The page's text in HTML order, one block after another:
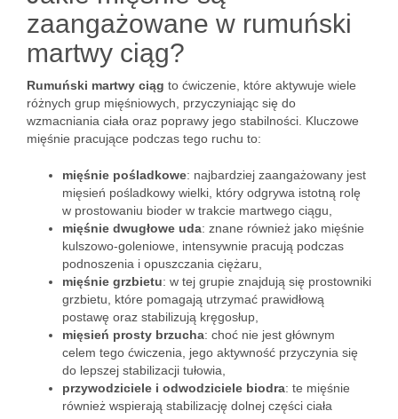
zaangażowane w rumuński
martwy ciąg?
Rumuński martwy ciąg to ćwiczenie, które aktywuje wiele
różnych grup mięśniowych, przyczyniając się do
wzmacniania ciała oraz poprawy jego stabilności. Kluczowe
mięśnie pracujące podczas tego ruchu to:
mięśnie pośladkowe: najbardziej zaangażowany jest
mięsień pośladkowy wielki, który odgrywa istotną rolę
w prostowaniu bioder w trakcie martwego ciągu,
mięśnie dwugłowe uda: znane również jako mięśnie
kulszowo-goleniowe, intensywnie pracują podczas
podnoszenia i opuszczania ciężaru,
mięśnie grzbietu: w tej grupie znajdują się prostowniki
grzbietu, które pomagają utrzymać prawidłową
postawę oraz stabilizują kręgosłup,
mięsień prosty brzucha: choć nie jest głównym
celem tego ćwiczenia, jego aktywność przyczynia się
do lepszej stabilizacji tułowia,
przywodziciele i odwodziciele biodra: te mięśnie
również wspierają stabilizację dolnej części ciała